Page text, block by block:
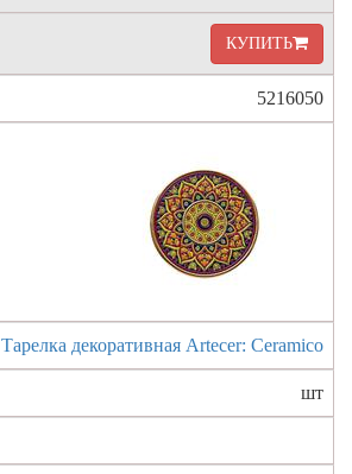
КУПИТЬ
5216050
Тарелка декоративная Artecer: Ceramico
шт